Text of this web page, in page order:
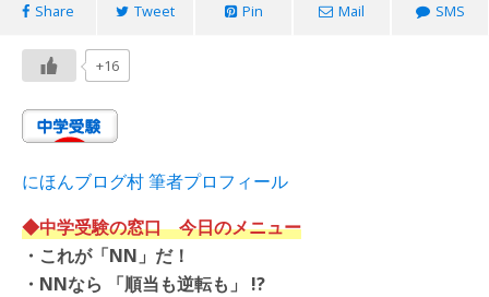
Share Tweet Pin Mail SMS
+16
にほんブログ村 筆者プロフィール
◆中学受験の窓口 今日のメニュー
・これが「NN」だ！
・NNなら 「順当も逆転も」 !?